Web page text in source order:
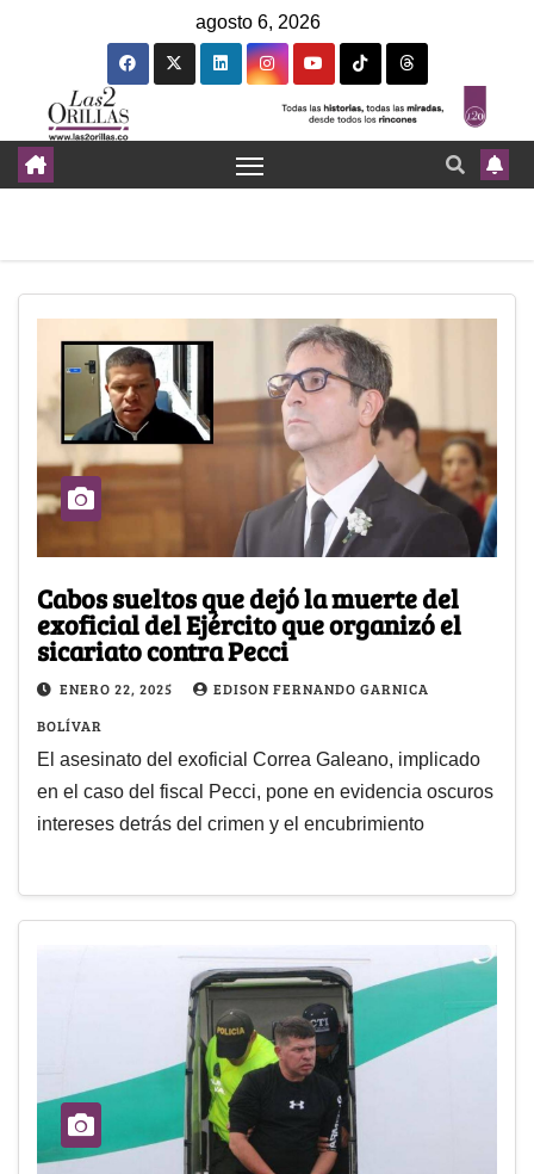
agosto 6, 2026
Cabos sueltos que dejó la muerte del
exoficial del Ejército que organizó el
sicariato contra Pecci
ENERO 22, 2025
EDISON FERNANDO GARNICA
BOLÍVAR
El asesinato del exoficial Correa Galeano, implicado
en el caso del fiscal Pecci, pone en evidencia oscuros
intereses detrás del crimen y el encubrimiento